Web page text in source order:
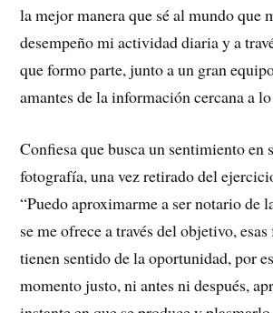
la mejor manera que sé al mundo que
desempeño mi actividad diaria y a
que formo parte, junto a un gran
amantes de la información cercana a
Confiesa que busca un sentimiento en
fotografía, una vez retirado del
“Puedo aproximarme a ser notario de
se me ofrece a través del objetivo,
tienen sentido de la oportunidad, por
momento justo, ni antes ni después,